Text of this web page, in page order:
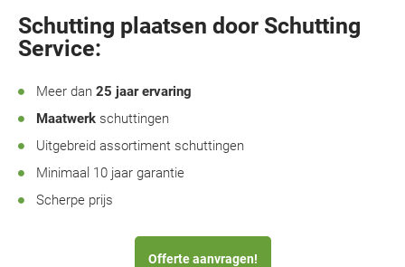
Schutting plaatsen door Schutting
Service:
Meer dan 25 jaar ervaring
Maatwerk schuttingen
Uitgebreid assortiment schuttingen
Minimaal 10 jaar garantie
Scherpe prijs
Offerte aanvragen!